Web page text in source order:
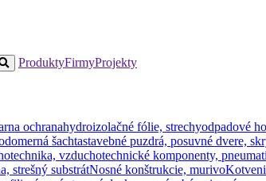
ProduktyFirmyProjekty
ochranahydroizolačné fólie, strechyodpadové
šachtastavebné puzdrá, posuvné dvere,
vzduchotechnické komponenty,
strešný substrátNosné konštrukcie, murivo